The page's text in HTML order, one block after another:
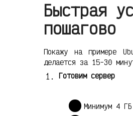
Быстрая
пошагово
Покажу на примере
делается за 15-30
Готовим сервер
Минимум 4